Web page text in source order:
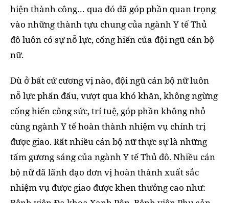
hiện thành công… qua đó đã góp phần quan trọng
vào những thành tựu chung của ngành Y tế Thủ
đô luôn có sự nỗ lực, cống hiến của đội ngũ cán bộ
nữ.
Dù ở bất cứ cương vị nào, đội ngũ cán bộ nữ luôn
nỗ lực phấn đấu, vượt qua khó khăn, không ngừng
cống hiến công sức, trí tuệ, góp phần không nhỏ
cùng ngành Y tế hoàn thành nhiệm vụ chính trị
được giao. Rất nhiều cán bộ nữ thực sự là những
tấm gương sáng của ngành Y tế Thủ đô. Nhiều cán
bộ nữ đã lãnh đạo đơn vị hoàn thành xuất sắc
nhiệm vụ được giao được khen thưởng cao như: